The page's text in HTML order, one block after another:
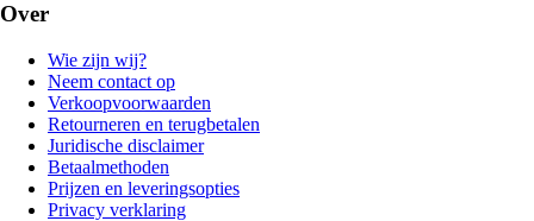
Over
Wie zijn wij?
Neem contact op
Verkoopvoorwaarden
Retourneren en terugbetalen
Juridische disclaimer
Betaalmethoden
Prijzen en leveringsopties
Privacy verklaring